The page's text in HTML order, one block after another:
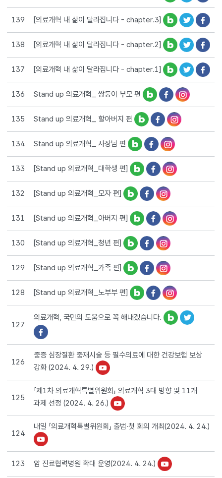
139 [의료개혁 내 삶이 달라집니다 - chapter.3]
138 [의료개혁 내 삶이 달라집니다 - chapter.2]
137 [의료개혁 내 삶이 달라집니다 - chapter.1]
136 Stand up 의료개혁_ 쌍둥이 부모 편
135 Stand up 의료개혁_ 할아버지 편
134 Stand up 의료개혁_ 사장님 편
133 [Stand up 의료개혁_대학생 편]
132 [Stand up 의료개혁_모자 편]
131 [Stand up 의료개혁_아버지 편]
130 [Stand up 의료개혁_청년 편]
129 [Stand up 의료개혁_가족 편]
128 [Stand up 의료개혁_노부부 편]
127
의료개혁, 국민의 도움으로 꼭 해내겠습니다.
126
중증 심장질환 중재시술 등 필수의료에 대한 건강보험 보상
강화 (2024. 4. 29.)
125
「제1차 의료개혁특별위원회」 의료개혁 3대 방향 및 11개
과제 선정 (2024. 4. 26.)
124
내일 「의료개혁특별위원회」 출범·첫 회의 개최(2024. 4. 24.)
123 암 진료협력병원 확대 운영(2024. 4. 24.)